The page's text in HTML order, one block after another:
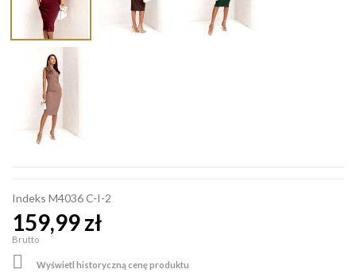
Indeks M4036 C-I-2
159,99 zł
Brutto

Wyświetl historyczną cenę produktu